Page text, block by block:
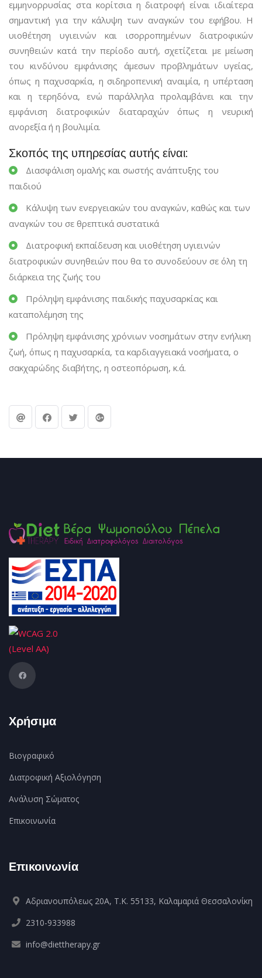
εμμηνορρυσίας στα κορίτσια η διατροφή είναι ιδιαίτερα
σημαντική για την κάλυψη των αναγκών του εφήβου. Η
υιοθέτηση υγιεινών και ισορροπημένων διατροφικών
συνηθειών κατά την περίοδο αυτή, σχετίζεται με μείωση
του κινδύνου εμφάνισης άμεσων προβλημάτων υγείας,
όπως η παχυσαρκία, η σιδηροπενική αναιμία, η υπέρταση
και η τερηδόνα, ενώ παράλληλα προλαμβάνει και την
εμφάνιση διατροφικών διαταραχών όπως η νευρική
ανορεξία ή η βουλιμία.
Σκοπός της υπηρεσίας αυτής είναι:
Διασφάλιση ομαλής και σωστής ανάπτυξης του
παιδιού
Κάλυψη των ενεργειακών του αναγκών, καθώς και των
αναγκών του σε θρεπτικά συστατικά
Διατροφική εκπαίδευση και υιοθέτηση υγιεινών
διατροφικών συνηθειών που θα το συνοδεύουν σε όλη τη
διάρκεια της ζωής του
Πρόληψη εμφάνισης παιδικής παχυσαρκίας και
καταπολέμηση της
Πρόληψη εμφάνισης χρόνιων νοσημάτων στην ενήλικη
ζωή, όπως η παχυσαρκία, τα καρδιαγγειακά νοσήματα, ο
σακχαρώδης διαβήτης, η οστεοπόρωση, κ.ά.
Χρήσιμα
Βιογραφικό
Διατροφική Αξιολόγηση
Ανάλυση Σώματος
Επικοινωνία
Επικοινωνία
Αδριανουπόλεως 20Α, Τ.Κ. 55133, Καλαμαριά Θεσσαλονίκη
2310-933988
info@diettherapy.gr